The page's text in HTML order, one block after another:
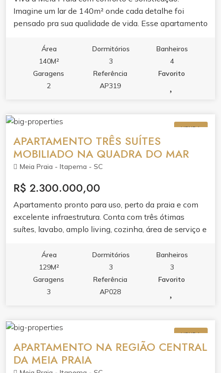
Imagine um lar de 140m² onde cada detalhe foi
pensado pra sua qualidade de vida. Esse apartamento
acolhedores. Ao entrar, o living amplo e integrado
recebe luz natural da frente norte o dia todo. É o
cenário perfeito para os momentos em família e para
receber quem você gosta. Um prédio de 18
garagem, portão eletrônico e coleta seletiva. Tudo
isso a poucos passos do mar da Meia Praia.
Área
140M²
Dormitórios
3
Banheiros
4
Garagens
2
Referência
AP319
Favorito
VENDA
APARTAMENTO TRÊS SUÍTES
MOBILIADO NA QUADRA DO MAR
Meia Praia - Itapema - SC
R$ 2.300.000,00
Apartamento pronto para uso, perto da praia e com
excelente infraestrutura. Conta com três ótimas
suítes, lavabo, amplo living, cozinha, área de serviço e
para o mar. Desfrute momentos únicos com sua
família e amigos e tenha a praia como quintal de
Área
129M²
Dormitórios
3
Banheiros
3
Garagens
3
Referência
AP028
Favorito
VENDA
APARTAMENTO NA REGIÃO CENTRAL
DA MEIA PRAIA